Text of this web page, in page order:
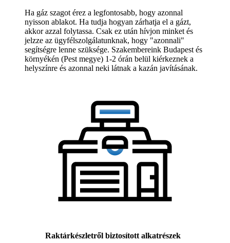
Ha gáz szagot érez a legfontosabb, hogy azonnal
nyisson ablakot. Ha tudja hogyan zárhatja el a gázt,
akkor azzal folytassa. Csak ez után hívjon minket és
jelzze az ügyfélszolgálatunknak, hogy "azonnali"
segítségre lenne szüksége. Szakembereink Budapest és
környékén (Pest megye) 1-2 órán belül kiérkeznek a
helyszínre és azonnal neki látnak a kazán javításának.
Raktárkészletről biztosított alkatrészek